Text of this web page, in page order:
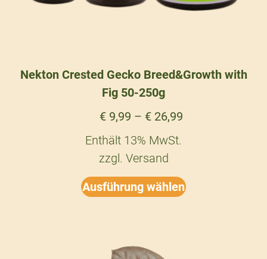
Nekton Crested Gecko Breed&Growth with
Fig 50-250g
€9,99 – €26,99
Enthält 13% MwSt.
zzgl. Versand
Ausführung wählen